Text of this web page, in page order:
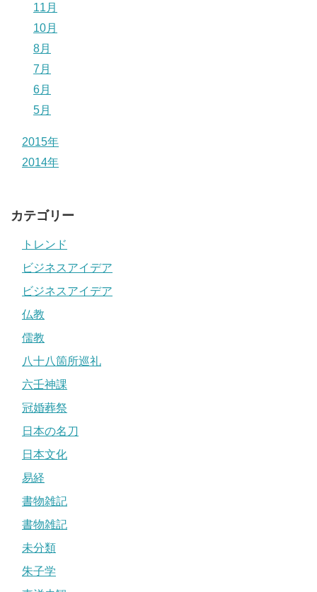
11月
10月
8月
7月
6月
5月
2015年
2014年
カテゴリー
トレンド
ビジネスアイデア
ビジネスアイデア
仏教
儒教
八十八箇所巡礼
六壬神課
冠婚葬祭
日本の名刀
日本文化
易経
書物雑記
書物雑記
未分類
朱子学